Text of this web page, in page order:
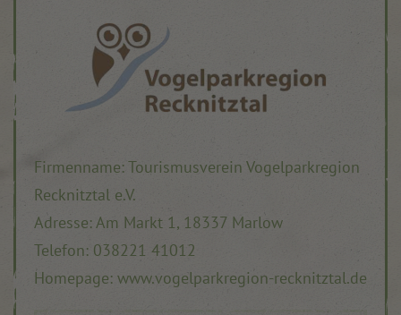
Firmenname: Tourismusverein Vogelparkregion
Recknitztal e.V.
Adresse: Am Markt 1, 18337 Marlow
Telefon: 038221 41012
Homepage: www.vogelparkregion-recknitztal.de